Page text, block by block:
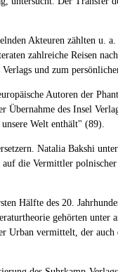
Akteuren zählten u.
zahlreiche Reisen
und zum
Autoren der
des Insel
Welt enthält" (89).
Natalia Bakshi
die Vermittler
Hälfte des 20.
gehörten unter
vermittelt, der auch